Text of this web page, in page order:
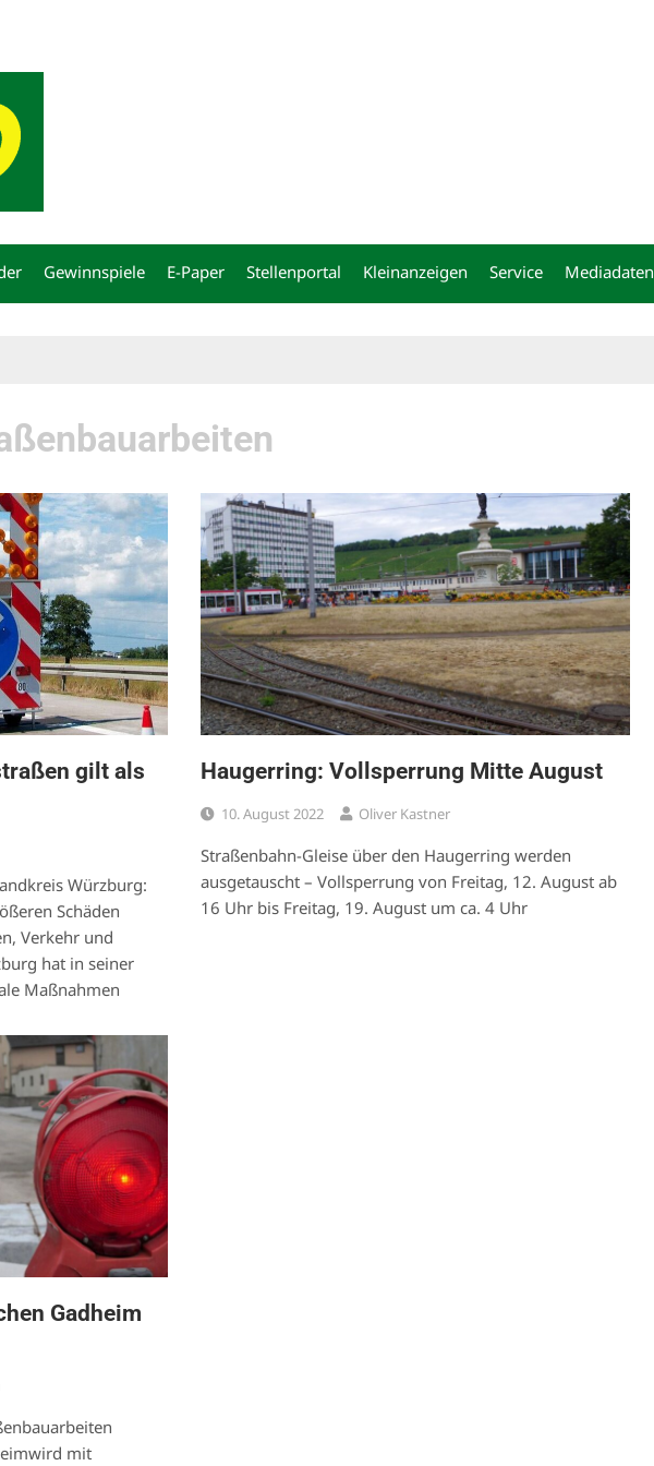
Gewinnspiele E-Paper Stellenportal Kleinanzeigen Service Mediadaten
gilt als
Würzburg:
Schäden
Verkehr und
hat in seiner
Maßnahmen
Haugerring: Vollsperrung Mitte August
10. August 2022 Oliver Kastner
Straßenbahn-Gleise über den Haugerring werden
ausgetauscht – Vollsperrung von Freitag, 12. August ab
16 Uhr bis Freitag, 19. August um ca. 4 Uhr
Gadheim
mit